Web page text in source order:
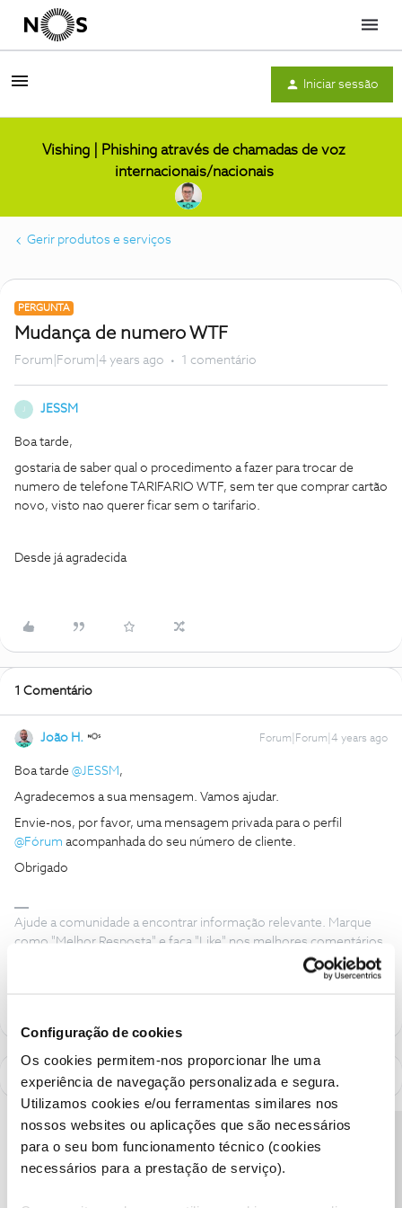
Configuração de cookies
Os cookies permitem-nos proporcionar lhe uma
experiência de navegação personalizada e segura.
Utilizamos cookies e/ou ferramentas similares nos
nossos websites ou aplicações que são necessários
para o seu bom funcionamento técnico (cookies
necessários para a prestação de serviço).
Menu
Iniciar sessão
Vishing | Phishing através de chamadas de voz
internacionais/nacionais
Gerir produtos e serviços
PERGUNTA
Mudança de numero WTF
Forum|Forum|4 years ago 1 comentário
JESSM
Boa tarde,
gostaria de saber qual o procedimento a fazer para trocar de
numero de telefone TARIFARIO WTF, sem ter que comprar cartão
novo, visto nao querer ficar sem o tarifario.
Desde já agradecida
1 Comentário
João H. Forum|Forum|4 years ago
Boa tarde @JESSM ,
Agradecemos a sua mensagem. Vamos ajudar.
Envie-nos, por favor, uma mensagem privada para o perfil
@Fórum acompanhada do seu número de cliente.
Obrigado
Ajude a comunidade a encontrar informação relevante. Marque
como "Melhor Resposta" e faça "Like" nos melhores comentários.
Siga os perfis da moderação, através da opção "Seguir", para estar